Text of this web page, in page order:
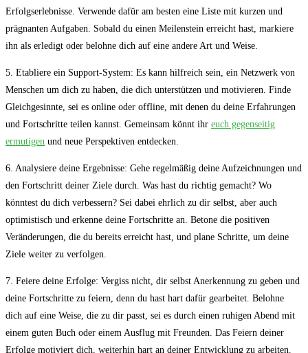
Erfolgserlebnisse. Verwende dafür am besten eine Liste mit kurzen und ​
prägnanten Aufgaben. Sobald du einen Meilenstein erreicht hast, markiere
ihn als erledigt oder belohne dich auf eine andere Art und Weise.
5. Etabliere ein Support-System: Es kann hilfreich sein, ein Netzwerk von
Menschen um dich zu haben,⁣ die dich unterstützen ‍und motivieren. Finde
Gleichgesinnte, sei es online oder offline,‍ mit denen du deine Erfahrungen
und Fortschritte teilen kannst. Gemeinsam könnt ⁢ihr euch gegenseitig
ermutigen und neue⁤ Perspektiven ​entdecken.
6. Analysiere deine Ergebnisse: Gehe ⁣regelmäßig deine Aufzeichnungen‍ und⁤
den Fortschritt deiner Ziele durch. Was hast du richtig gemacht? Wo
könntest du dich verbessern? Sei dabei ehrlich zu dir selbst, aber ⁤auch
optimistisch und erkenne⁣ deine Fortschritte an. Betone die ​positiven
Veränderungen, die du bereits ​erreicht hast, und plane Schritte, um deine
Ziele weiter zu verfolgen.
7. Feiere deine Erfolge: Vergiss nicht, dir selbst Anerkennung zu​ geben und
deine ‌Fortschritte zu feiern, denn du hast hart dafür gearbeitet.‍ Belohne
dich auf eine Weise, die zu dir passt, sei es durch einen ruhigen Abend mit
einem guten Buch oder einem Ausflug mit Freunden. Das Feiern⁣ deiner
Erfolge motiviert dich, weiterhin hart an deiner ‌Entwicklung zu arbeiten.